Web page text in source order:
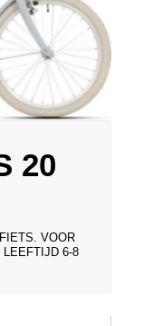
20
VOOR
LEEFTIJD 6-8